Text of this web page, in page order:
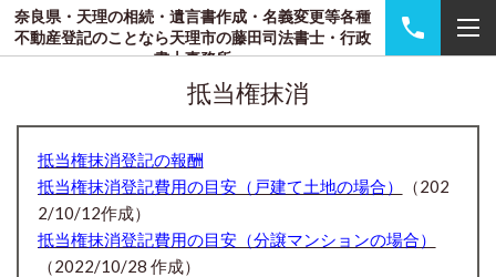
奈良県・天理の相続・遺言書作成・名義変更等各種
不動産登記のことなら天理市の藤田司法書士・行政
書士事務所
抵当権抹消
抵当権抹消登記の報酬
抵当権抹消登記費用の目安（戸建て土地の場合）
（202
2/10/12作成）
抵当権抹消登記費用の目安（分譲マンションの場合）
（2022/10/28 作成）